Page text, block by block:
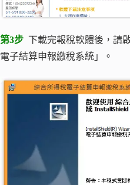
第3步 下載完報稅軟體後，請
電子結算申報繳稅系統」。